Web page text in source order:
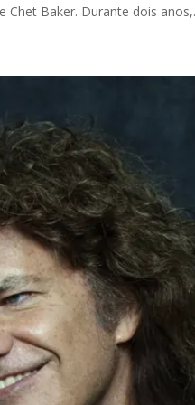
Chet Baker. Durante dois